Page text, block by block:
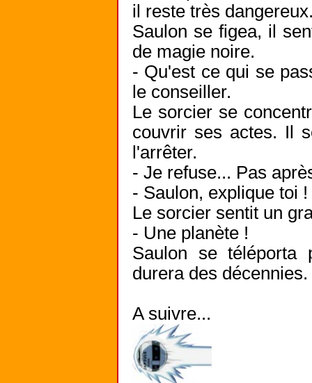
il reste très
Saulon se figea, il
de magie noire.
- Qu'est ce qui se
le conseiller.
Le sorcier se
couvrir ses actes. Il
l'arrêter.
- Je refuse... Pas
- Saulon, explique toi !
Le sorcier sentit un
- Une planète !
Saulon se téléporta
durera des décennies.